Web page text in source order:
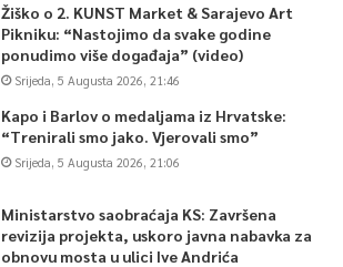
Žiško o 2. KUNST Market & Sarajevo Art
Pikniku: “Nastojimo da svake godine
ponudimo više događaja” (video)
Srijeda, 5 Augusta 2026, 21:46
Kapo i Barlov o medaljama iz Hrvatske:
“Trenirali smo jako. Vjerovali smo”
Srijeda, 5 Augusta 2026, 21:06
Ministarstvo saobraćaja KS: Završena
revizija projekta, uskoro javna nabavka za
obnovu mosta u ulici Ive Andrića